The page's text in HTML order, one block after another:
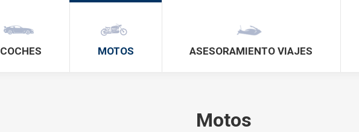
COCHES MOTOS ASESORAMIENTO VIAJES
Motos